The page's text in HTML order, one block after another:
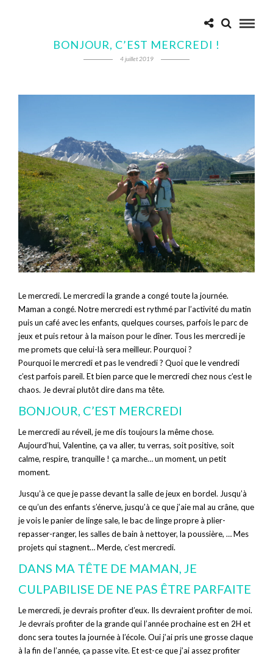
BONJOUR, C’EST MERCREDI !
4 juillet 2019
Le mercredi. Le mercredi la grande a congé toute la journée.
Maman a congé. Notre mercredi est rythmé par l’activité du matin
puis un café avec les enfants, quelques courses, parfois le parc de
jeux et puis retour à la maison pour le dîner. Tous les mercredi je
me promets que celui-là sera meilleur. Pourquoi ?
Pourquoi le mercredi et pas le vendredi ? Quoi que le vendredi
c’est parfois pareil. Et bien parce que le mercredi chez nous c’est le
chaos. Je devrai plutôt dire dans ma tête.
BONJOUR, C’EST MERCREDI
Le mercredi au réveil, je me dis toujours la même chose.
Aujourd’hui, Valentine, ça va aller, tu verras, soit positive, soit
calme, respire, tranquille ! ça marche… un moment, un petit
moment.
Jusqu’à ce que je passe devant la salle de jeux en bordel. Jusqu’à
ce qu’un des enfants s’énerve, jusqu’à ce que j’aie mal au crâne, que
je vois le panier de linge sale, le bac de linge propre à plier-
repasser-ranger, les salles de bain à nettoyer, la poussière, … Mes
projets qui stagnent… Merde, c’est mercredi.
DANS MA TÊTE DE MAMAN, JE
CULPABILISE DE NE PAS ÊTRE PARFAITE
Le mercredi, je devrais profiter d’eux. Ils devraient profiter de moi.
Je devrais profiter de la grande qui l’année prochaine est en 2H et
donc sera toutes la journée à l’école. Oui j’ai pris une grosse claque
à la fin de l’année, ça passe vite. Et est-ce que j’ai assez profiter